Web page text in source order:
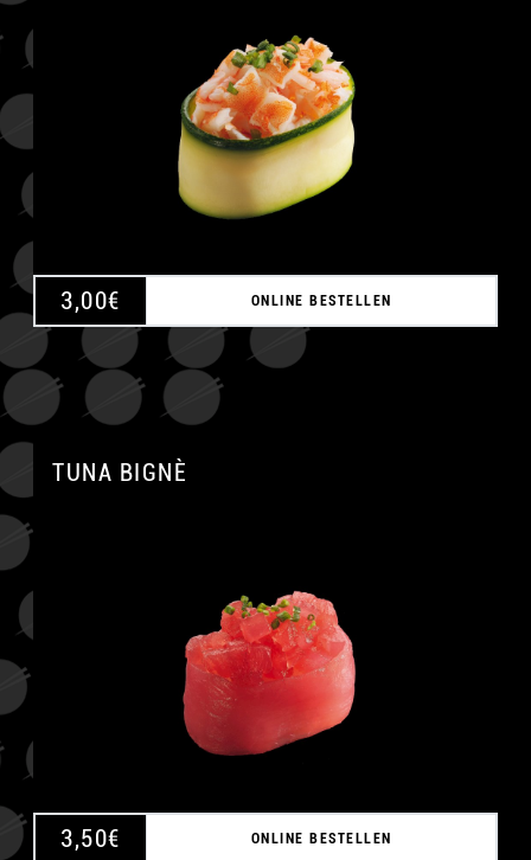
3,00€ ONLINE BESTELLEN
TUNA BIGNÈ
3,50€ ONLINE BESTELLEN